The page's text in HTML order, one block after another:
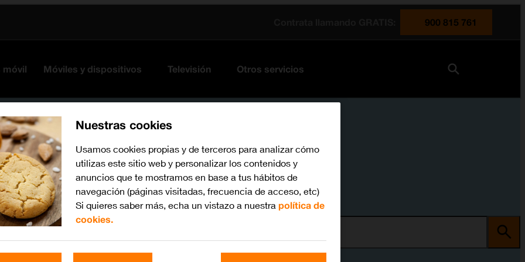
900 815 761
móvil Móviles y dispositivos Televisión Otros servicios
Nuestras cookies
Usamos cookies propias y de terceros para analizar cómo
utilizas este sitio web y personalizar los contenidos y
anuncios que te mostramos en base a tus hábitos de
navegación (páginas visitadas, frecuencia de acceso, etc)
Si quieres saber más, echa un vistazo a nuestra política de
cookies.